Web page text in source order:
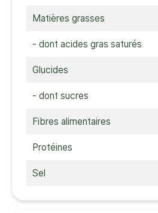
Matières grasses
- dont acides gras saturés
Glucides
- dont sucres
Fibres alimentaires
Protéines
Sel